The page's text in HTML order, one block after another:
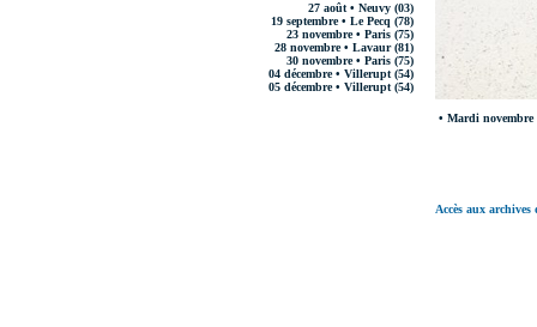
27 août • Neuvy (03)
19 septembre • Le Pecq (78)
23 novembre • Paris (75)
28 novembre • Lavaur (81)
30 novembre • Paris (75)
04 décembre • Villerupt (54)
05 décembre • Villerupt (54)
• Mardi novembre
Accès aux archives